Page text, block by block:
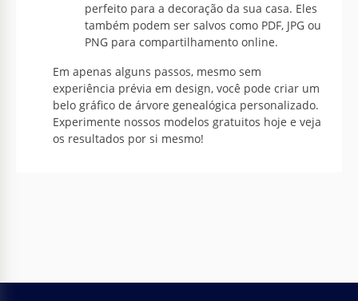
perfeito para a decoração da sua casa. Eles
também podem ser salvos como PDF, JPG ou
PNG para compartilhamento online.
Em apenas alguns passos, mesmo sem
experiência prévia em design, você pode criar um
belo gráfico de árvore genealógica personalizado.
Experimente nossos modelos gratuitos hoje e veja
os resultados por si mesmo!